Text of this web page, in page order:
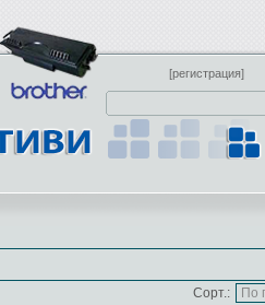
[регистрация]
Сорт.: